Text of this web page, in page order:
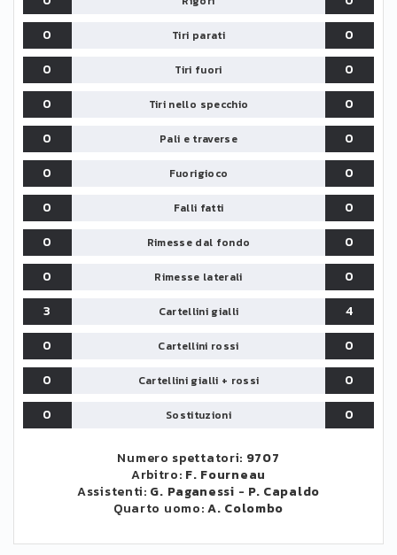
0
Tiri parati
0
0
Tiri fuori
0
0
Tiri nello specchio
0
0
Pali e traverse
0
0
Fuorigioco
0
0
Falli fatti
0
0
Rimesse dal fondo
0
0
Rimesse laterali
0
3
Cartellini gialli
4
0
Cartellini rossi
0
0
Cartellini gialli + rossi
0
0
Sostituzioni 0
Numero spettatori: 9707
Arbitro: F. Fourneau
Assistenti: G. Paganessi - P. Capaldo
Quarto uomo:A. Colombo